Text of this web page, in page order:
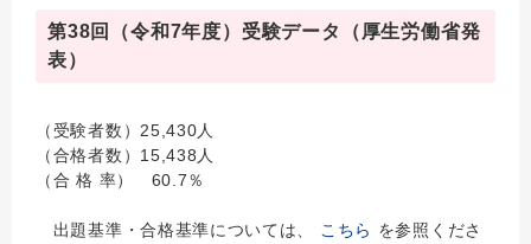
第38回（令和7年度）受験データ（厚生労働省発
表）
（受験者数）25,430人
（合格者数）15,438人
（合 格 率） 60.7％
出題基準・合格基準については、 こちら を参照くださ